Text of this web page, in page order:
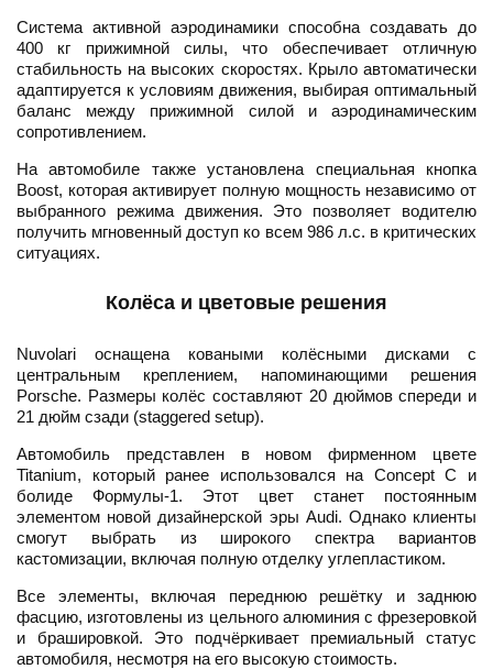
Система активной аэродинамики способна создавать до
400 кг прижимной силы, что обеспечивает отличную
стабильность на высоких скоростях. Крыло автоматически
адаптируется к условиям движения, выбирая оптимальный
баланс между прижимной силой и аэродинамическим
сопротивлением.
На автомобиле также установлена специальная кнопка
Boost, которая активирует полную мощность независимо от
выбранного режима движения. Это позволяет водителю
получить мгновенный доступ ко всем 986 л.с. в критических
ситуациях.
Колёса и цветовые решения
Nuvolari оснащена коваными колёсными дисками с
центральным креплением, напоминающими решения
Porsche. Размеры колёс составляют 20 дюймов спереди и
21 дюйм сзади (staggered setup).
Автомобиль представлен в новом фирменном цвете
Titanium, который ранее использовался на Concept C и
болиде Формулы-1. Этот цвет станет постоянным
элементом новой дизайнерской эры Audi. Однако клиенты
смогут выбрать из широкого спектра вариантов
кастомизации, включая полную отделку углепластиком.
Все элементы, включая переднюю решётку и заднюю
фасцию, изготовлены из цельного алюминия с фрезеровкой
и брашировкой. Это подчёркивает премиальный статус
автомобиля, несмотря на его высокую стоимость.